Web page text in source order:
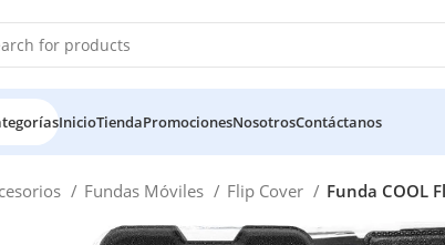
InicioTiendaPromocionesNosotrosContáctanos
Fundas Móviles Flip Cover Funda COOL